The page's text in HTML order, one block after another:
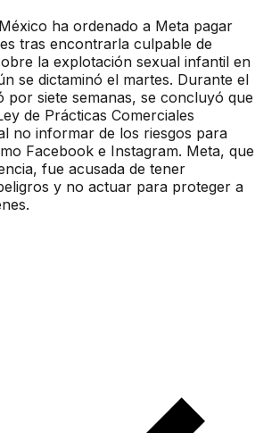
ha ordenado a Meta pagar
tras encontrarla culpable de
la explotación sexual infantil en
se dictaminó el martes. Durante el
por siete semanas, se concluyó que
de Prácticas Comerciales
no informar de los riesgos para
Facebook e Instagram. Meta, que
fue acusada de tener
y no actuar para proteger a